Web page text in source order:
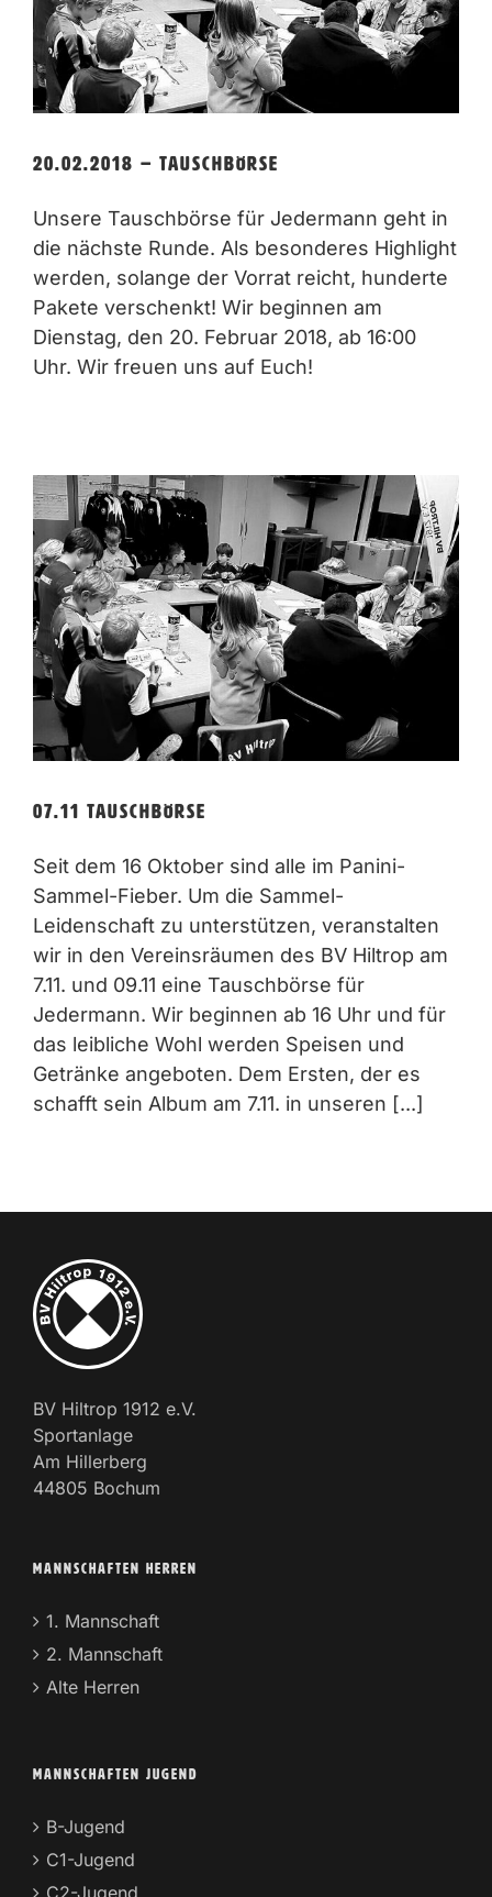
20.02.2018 – Tauschbörse
Unsere Tauschbörse für Jedermann geht in
die nächste Runde. Als besonderes Highlight
werden, solange der Vorrat reicht, hunderte
Pakete verschenkt! Wir beginnen am
Dienstag, den 20. Februar 2018, ab 16:00
Uhr. Wir freuen uns auf Euch!
07.11 Tauschbörse
Seit dem 16 Oktober sind alle im Panini-
Sammel-Fieber. Um die Sammel-
Leidenschaft zu unterstützen, veranstalten
wir in den Vereinsräumen des BV Hiltrop am
7.11. und 09.11 eine Tauschbörse für
Jedermann. Wir beginnen ab 16 Uhr und für
das leibliche Wohl werden Speisen und
Getränke angeboten. Dem Ersten, der es
schafft sein Album am 7.11. in unseren [...]
BV Hiltrop 1912 e.V.
Sportanlage
Am Hillerberg
44805 Bochum
MANNSCHAFTEN HERREN
1. Mannschaft
2. Mannschaft
Alte Herren
MANNSCHAFTEN JUGEND
B-Jugend
C1-Jugend